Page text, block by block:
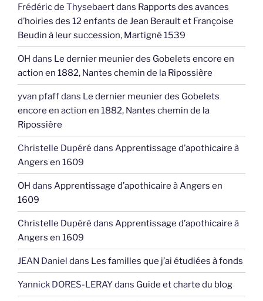
Frédéric de Thysebaertdans Rapports des avances
d’hoiries des 12 enfants de Jean Berault et Françoise
Beudin à leur succession, Martigné 1539
OH dans Le dernier meunier des Gobelets encore en
action en 1882, Nantes chemin de la Ripossière
yvan pfaffdans Le dernier meunier des Gobelets
encore en action en 1882, Nantes chemin de la
Ripossière
Christelle Dupéré dans Apprentissage d’apothicaire à
Angers en 1609
OH dans Apprentissage d’apothicaire à Angers en
1609
Christelle Dupéré dans Apprentissage d’apothicaire à
Angers en 1609
JEAN Daniel dans Les familles que j’ai étudiées à fonds
Yannick DORES-LERAYdans Guide et charte du blog